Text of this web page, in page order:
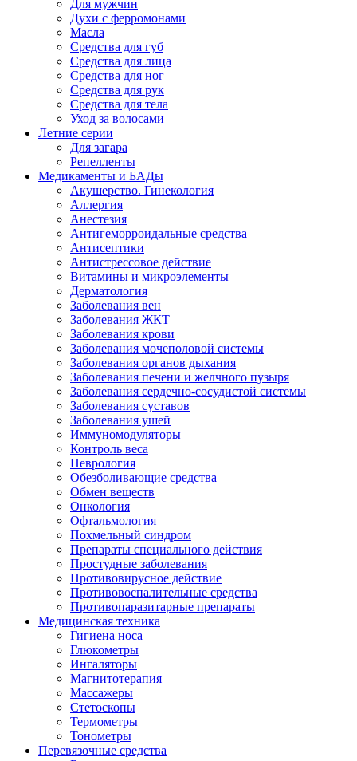
Для мужчин
Духи с ферромонами
Масла
Средства для губ
Средства для лица
Средства для ног
Средства для рук
Средства для тела
Уход за волосами
Летние серии
Для загара
Репелленты
Медикаменты и БАДы
Акушерство. Гинекология
Аллергия
Анестезия
Антигеморроидальные средства
Антисептики
Антистрессовое действие
Витамины и микроэлементы
Дерматология
Заболевания вен
Заболевания ЖКТ
Заболевания крови
Заболевания мочеполовой системы
Заболевания органов дыхания
Заболевания печени и желчного пузыря
Заболевания сердечно-сосудистой системы
Заболевания суставов
Заболевания ушей
Иммуномодуляторы
Контроль веса
Неврология
Обезболивающие средства
Обмен веществ
Онкология
Офтальмология
Похмельный синдром
Препараты специального действия
Простудные заболевания
Противовирусное действие
Противовоспалительные средства
Противопаразитарные препараты
Медицинская техника
Гигиена носа
Глюкометры
Ингаляторы
Магнитотерапия
Массажеры
Стетоскопы
Термометры
Тонометры
Перевязочные средства